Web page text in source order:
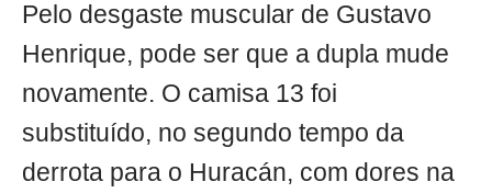
Pelo desgaste muscular de Gustavo
Henrique, pode ser que a dupla mude
novamente. O camisa 13 foi
substituído, no segundo tempo da
derrota para o Huracán, com dores na